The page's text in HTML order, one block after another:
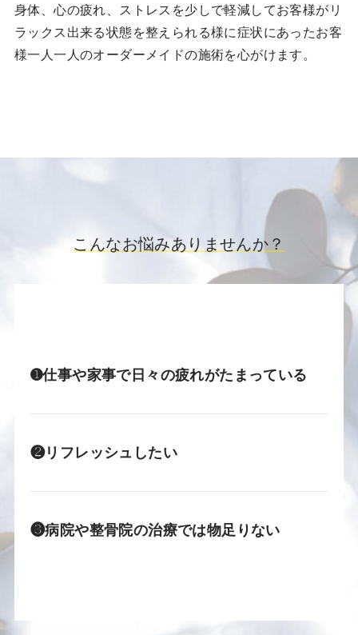
身体、心の疲れ、ストレスを少しで軽減してお客様がリ
ラックス出来る状態を整えられる様に症状にあったお客
様一人一人のオーダーメイドの施術を心がけます。
こんなお悩みありませんか？
➊仕事や家事で日々の疲れがたまっている
❷リフレッシュしたい
❸病院や整骨院の治療では物足りない